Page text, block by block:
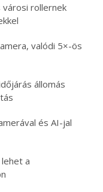
városi rollernek
valódi 5×-ös
állomás
és AI-jal
a